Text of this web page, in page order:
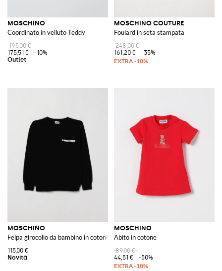
MOSCHINO
Coordinato in velluto Teddy
195,00 €
175,51 €
-10%
MOSCHINO COUTURE
Foulard in seta stampata
248,00 €
161,20 €
-35%
MOSCHINO
Felpa girocollo da bambino in cotone con logo a contrasto sul davanti
115,00 €
MOSCHINO
Abito in cotone
89,00 €
44,51 €
-50%